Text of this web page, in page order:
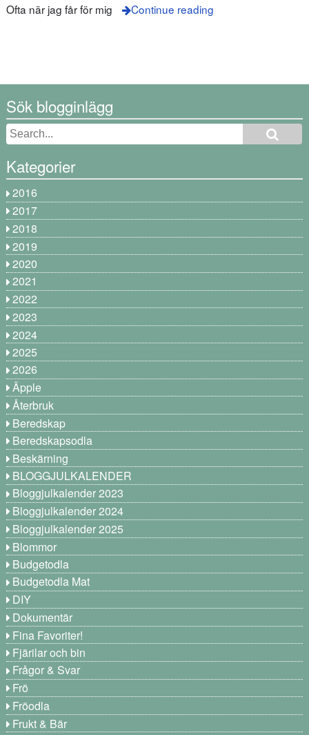
Ofta när jag får för mig
Continue reading
Sök blogginlägg
Kategorier
2016
2017
2018
2019
2020
2021
2022
2023
2024
2025
2026
Äpple
Återbruk
Beredskap
Beredskapsodla
Beskärning
BLOGGJULKALENDER
Bloggjulkalender 2023
Bloggjulkalender 2024
Bloggjulkalender 2025
Blommor
Budgetodla
Budgetodla Mat
DIY
Dokumentär
Fina Favoriter!
Fjärilar och bin
Frågor & Svar
Frö
Fröodla
Frukt & Bär